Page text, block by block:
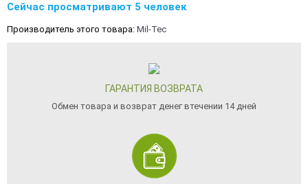
Сейчас просматривают 5 человек
Производитель этого товара: Mil-Tec
ГАРАНТИЯ ВОЗВРАТА
Обмен товара и возврат денег втечении 14 дней